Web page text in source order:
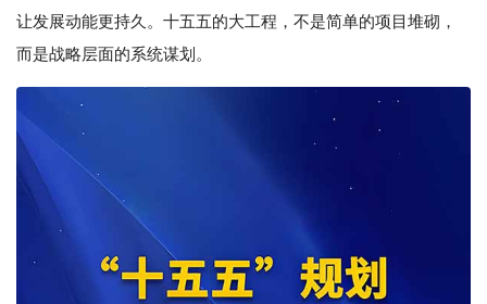
让发展动能更持久。十五五的大工程，不是简单的项目堆砌，
而是战略层面的系统谋划。